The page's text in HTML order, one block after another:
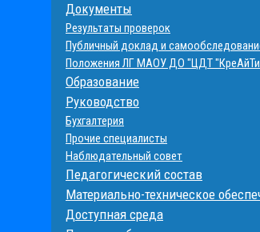
Документы
Результаты проверок
Публичный доклад и
Положения ЛГ МАОУ ДО "ЦДТ
Образование
Руководство
Бухгалтерия
Прочие специалисты
Наблюдательный совет
Педагогический состав
Материально-техническое
Доступная среда